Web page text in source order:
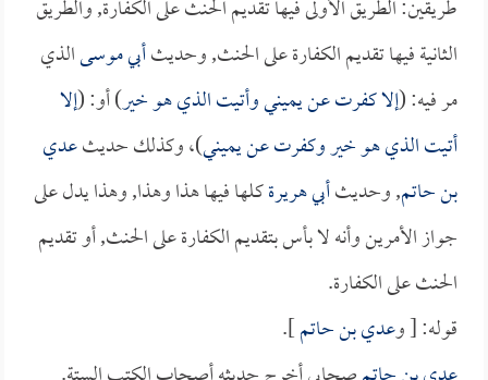
طريقين: الطريق الأولى فيها تقديم الحنث على الكفارة, والطريق
الثانية فيها تقديم الكفارة على الحنث, وحديثأبي موسىالذي
مر فيه: (إلا كفرت عن يميني وأتيت الذي هو خير) أو: (إلا
أتيت الذي هو خير وكفرت عن يميني)، وكذلك حديثعدي
بن حاتم, وحديثأبي هريرةكلها فيها هذا وهذا, وهذا يدل على
جواز الأمرين وأنه لا بأس بتقديم الكفارة على الحنث, أو تقديم
الحنث على الكفارة.
قوله: [ وعدي بن حاتم].